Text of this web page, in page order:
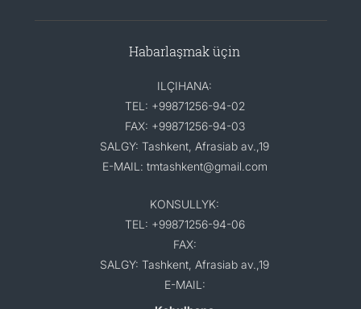
Habarlaşmak üçin
ILÇIHANA:
TEL: +99871256-94-02
FAX: +99871256-94-03
SALGY: Tashkent, Afrasiab av.,19
E-MAIL: tmtashkent@gmail.com
KONSULLYK:
TEL: +99871256-94-06
FAX:
SALGY: Tashkent, Afrasiab av.,19
E-MAIL: